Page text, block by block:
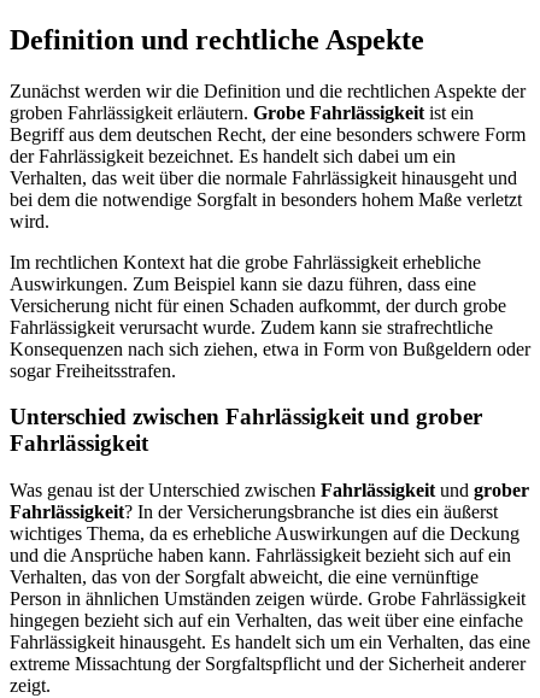
Definition und rechtliche Aspekte
Zunächst werden wir die Definition und die rechtlichen Aspekte der
groben Fahrlässigkeit erläutern. Grobe Fahrlässigkeit ist ein
Begriff aus dem deutschen Recht, der eine besonders schwere Form
der Fahrlässigkeit bezeichnet. Es handelt sich dabei um ein
Verhalten, das weit über die normale Fahrlässigkeit hinausgeht und
bei dem die notwendige Sorgfalt in besonders hohem Maße verletzt
wird.
Im rechtlichen Kontext hat die grobe Fahrlässigkeit erhebliche
Auswirkungen. Zum Beispiel kann sie dazu führen, dass eine
Versicherung nicht für einen Schaden aufkommt, der durch grobe
Fahrlässigkeit verursacht wurde. Zudem kann sie strafrechtliche
Konsequenzen nach sich ziehen, etwa in Form von Bußgeldern oder
sogar Freiheitsstrafen.
Unterschied zwischen Fahrlässigkeit und grober
Fahrlässigkeit
Was genau ist der Unterschied zwischen Fahrlässigkeit und grober
Fahrlässigkeit? In der Versicherungsbranche ist dies ein äußerst
wichtiges Thema, da es erhebliche Auswirkungen auf die Deckung
und die Ansprüche haben kann. Fahrlässigkeit bezieht sich auf ein
Verhalten, das von der Sorgfalt abweicht, die eine vernünftige
Person in ähnlichen Umständen zeigen würde. Grobe Fahrlässigkeit
hingegen bezieht sich auf ein Verhalten, das weit über eine einfache
Fahrlässigkeit hinausgeht. Es handelt sich um ein Verhalten, das eine
extreme Missachtung der Sorgfaltspflicht und der Sicherheit anderer
zeigt.